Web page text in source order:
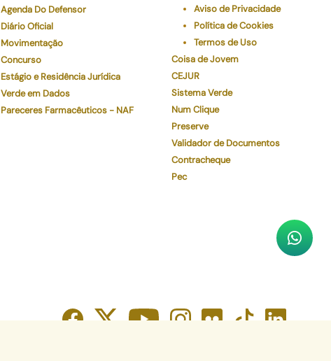
Agenda Do Defensor
Diário Oficial
Movimentação
Concurso
Estágio e Residência Jurídica
Verde em Dados
Pareceres Farmacêuticos - NAF
Aviso de Privacidade
Política de Cookies
Termos de Uso
Coisa de Jovem
CEJUR
Sistema Verde
Num Clique
Preserve
Validador de Documentos
Contracheque
Pec